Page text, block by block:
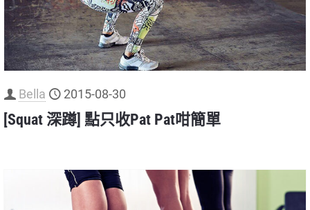
Bella 2015-08-30
[Squat 深蹲] 點只收Pat Pat咁簡單